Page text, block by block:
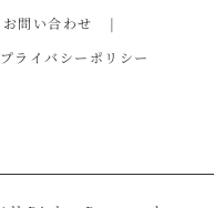
お問い合わせ
プライバシーポリシー